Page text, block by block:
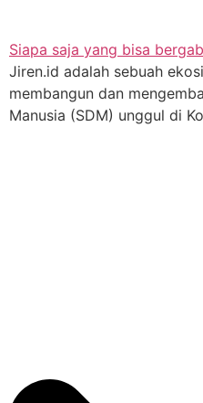
Siapa saja yang bisa
Jiren.id adalah sebuah
membangun dan
Manusia (SDM) unggul di